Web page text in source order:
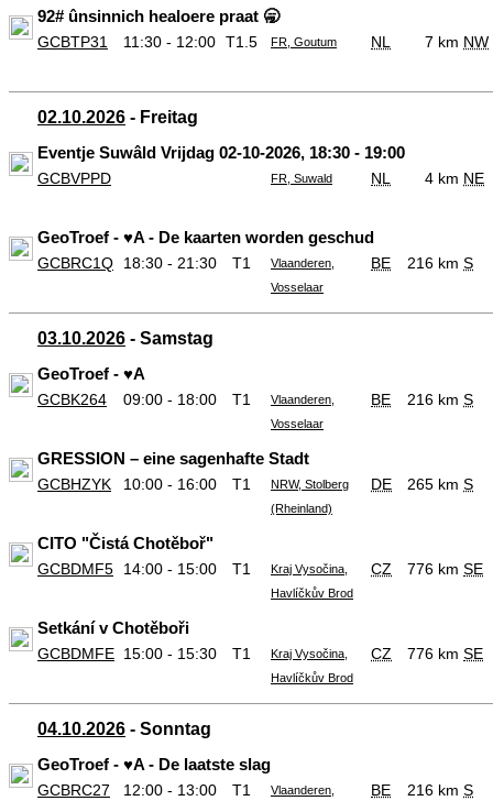
92# ûnsinnich healoere praat 🥱
GCBTP31 11:30 - 12:00 T1.5 FR, Goutum NL 7 km NW
02.10.2026 - Freitag
Eventje Suwâld Vrijdag 02-10-2026, 18:30 - 19:00
GCBVPPD FR, Suwald NL 4 km NE
GeoTroef - ♥️A - De kaarten worden geschud
GCBRC1Q 18:30 - 21:30 T1
Vlaanderen,
Vosselaar
BE 216 km S
03.10.2026 - Samstag
GeoTroef - ♥️A
GCBK264 09:00 - 18:00 T1
Vlaanderen,
Vosselaar
BE 216 km S
GRESSION – eine sagenhafte Stadt
GCBHZYK 10:00 - 16:00 T1
NRW, Stolberg
(Rheinland)
DE 265 km S
CITO "Čistá Chotěboř"
GCBDMF5 14:00 - 15:00 T1
Kraj Vysočina,
Havlíčkův Brod
CZ 776 km SE
Setkání v Chotěboři
GCBDMFE 15:00 - 15:30 T1
Kraj Vysočina,
Havlíčkův Brod
CZ 776 km SE
04.10.2026 - Sonntag
GeoTroef - ♥️A - De laatste slag
GCBRC27 12:00 - 13:00 T1
Vlaanderen,
BE 216 km S